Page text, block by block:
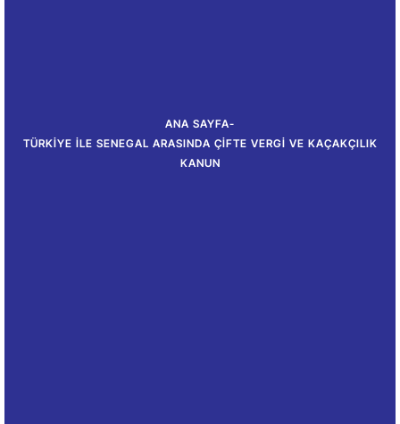
ANA SAYFA-
TÜRKIYE ILE SENEGAL ARASINDA ÇIFTE VERGI VE KAÇAKÇILIK
KANUN